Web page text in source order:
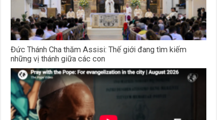
Đức Thánh Cha thăm Assisi: Thế giới đang tìm kiếm
những vị thánh giữa các con